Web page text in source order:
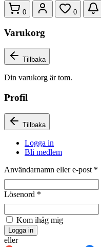
0 0
Varukorg
Tillbaka
Din varukorg är tom.
Profil
Tillbaka
Logga in
Bli medlem
Användarnamn eller e-post *
Lösenord *
Kom ihåg mig
Logga in
eller